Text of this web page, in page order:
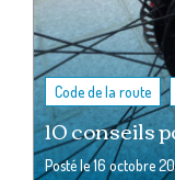
Code de la route ,
10 conseils
Posté le16 octobre